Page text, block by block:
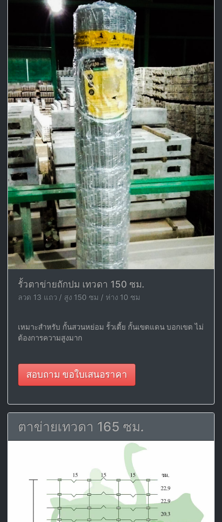
รั้วตาข่ายถักปม เทวดา 150 ซม.
ลวด 13 แถว / สูง 150 ซม / ห่าง 10 ซม
เหมาะสำหรับ กั้นสวนหย่อม รั้วเตี้ย กั้นเขตแดน บอกเขต ไม่
ต้องการความสูงมาก
สอบถาม ขอใบเสนอราคา
ตาข่ายเทวดา 165 ซม.